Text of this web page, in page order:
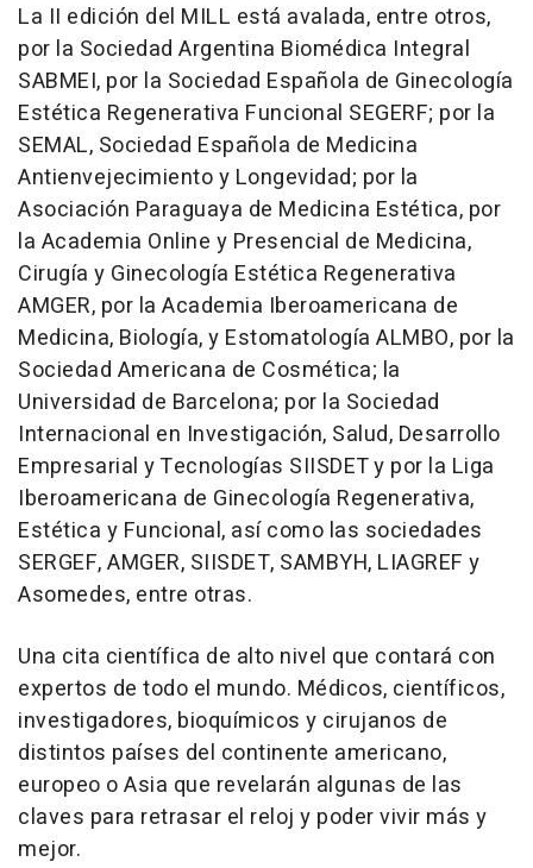
La II edición del MILL está avalada, entre otros,
por la Sociedad Argentina Biomédica Integral
SABMEI, por la Sociedad Española de Ginecología
Estética Regenerativa Funcional SEGERF; por la
SEMAL, Sociedad Española de Medicina
Antienvejecimiento y Longevidad; por la
Asociación Paraguaya de Medicina Estética, por
la Academia Online y Presencial de Medicina,
Cirugía y Ginecología Estética Regenerativa
AMGER, por la Academia Iberoamericana de
Medicina, Biología, y Estomatología ALMBO, por la
Sociedad Americana de Cosmética; la
Universidad de Barcelona; por la Sociedad
Internacional en Investigación, Salud, Desarrollo
Empresarial y Tecnologías SIISDET y por la Liga
Iberoamericana de Ginecología Regenerativa,
Estética y Funcional, así como las sociedades
SERGEF, AMGER, SIISDET, SAMBYH, LIAGREF y
Asomedes, entre otras.
Una cita científica de alto nivel que contará con
expertos de todo el mundo. Médicos, científicos,
investigadores, bioquímicos y cirujanos de
distintos países del continente americano,
europeo o Asia que revelarán algunas de las
claves para retrasar el reloj y poder vivir más y
mejor.